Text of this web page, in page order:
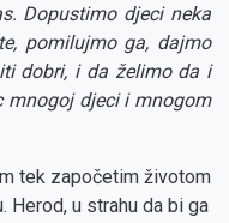
Dopustimo djeci neka
pomilujmo ga, dajmo
dobri, i da želimo da i
mnogoj djeci i mnogom
tek započetim životom
Herod, u strahu da bi ga